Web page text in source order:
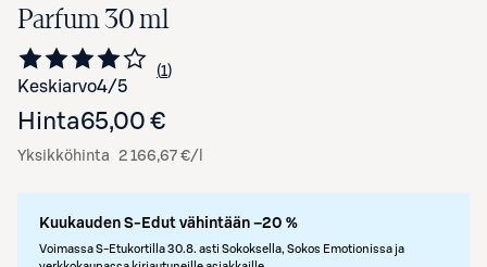
Parfum 30 ml
Keskiarvo4/5 Siirry arvioihin
1
kappale
Hinta65,00 €
Yksikköhinta 2 166,67 €/l
Kuukauden S-Edut vähintään –20 %
Voimassa S-Etukortilla 30.8. asti Sokoksella, Sokos Emotionissa ja